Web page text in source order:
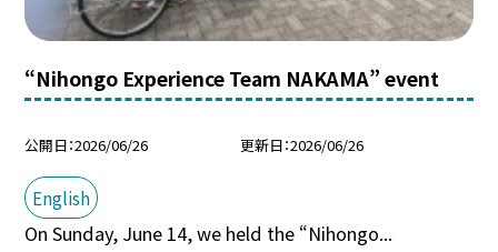
“Nihongo Experience Team NAKAMA” event
公開日 2026/06/26 更新日 2026/06/26
English
On Sunday, June 14, we held the “Nihongo...